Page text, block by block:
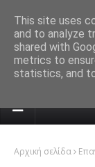
Αρχική σελίδα
This site uses
and to analyze
shared with
metrics to
statistics, and